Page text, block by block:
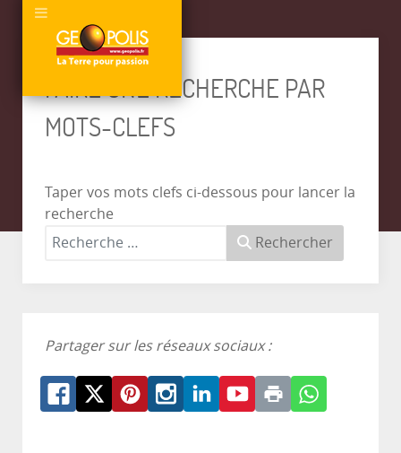
FAIRE UNE RECHERCHE PAR
MOTS-CLEFS
Taper vos mots clefs ci-dessous pour lancer la
recherche
Rechercher
Partager sur les réseaux sociaux :